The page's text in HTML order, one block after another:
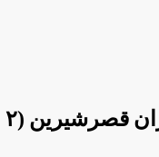
بهترین متخصصین و تعمیرکاران قصرشیرین (۲